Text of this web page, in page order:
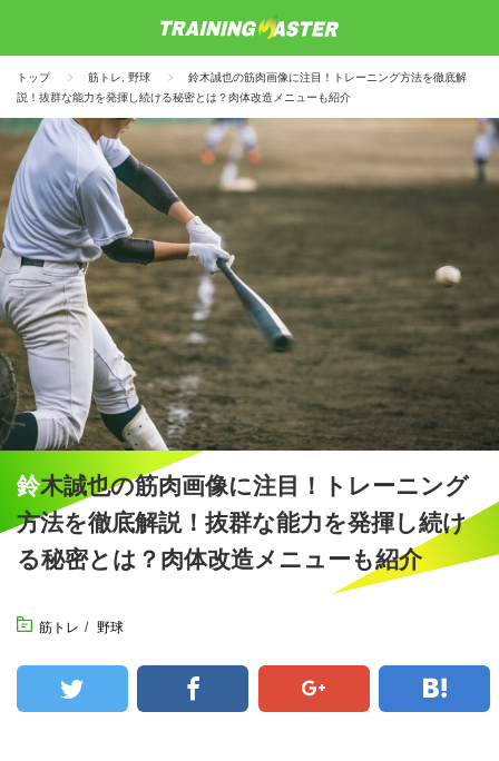
トップ 筋トレ 野球
鈴木誠也の筋肉画像に注目！トレーニング方法を徹底解
説！抜群な能力を発揮し続ける秘密とは？肉体改造メニューも紹介
鈴木誠也の筋肉画像に注目！トレーニング
方法を徹底解説！抜群な能力を発揮し続け
る秘密とは？肉体改造メニューも紹介
筋トレ / 野球